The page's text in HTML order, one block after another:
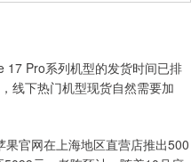
Pro系列机型的发货时间已排
线下热门机型现货自然需要加
官网在上海地区直营店推出500